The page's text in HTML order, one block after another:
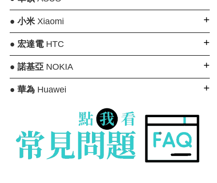
● 小米Xiaomi
● 宏達電HTC
● 諾基亞NOKIA
● 華為Huawei